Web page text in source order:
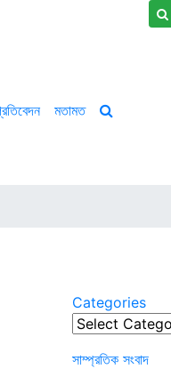
মতামত
Categories
Categories
সাম্প্রতিক সংবাদ